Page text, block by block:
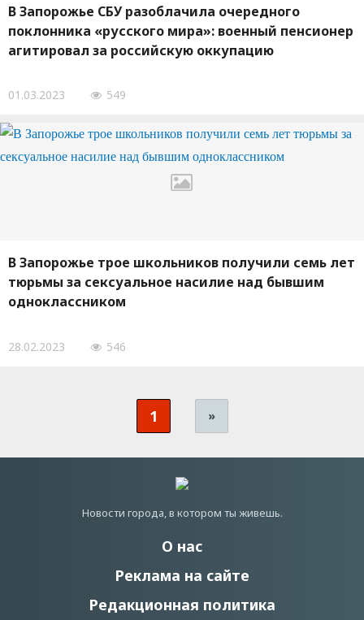
В Запорожье СБУ разоблачила очередного
поклонника «русского мира»: военный пенсионер
агитировал за российскую оккупацию
01.03.2023 549
В Запорожье трое школьников получили семь лет
тюрьмы за сексуальное насилие над бывшим
одноклассником
28.02.2023 546
1 »
Новости города, в котором ты живешь.
О нас
Реклама на сайте
Редакционная политика